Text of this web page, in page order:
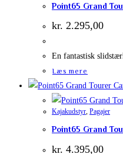
Point65 Grand
kr. 2.295,00
En fantastisk
Læs mere
Kajakudstyr, Pagajer
Point65 Grand
kr. 4.395,00